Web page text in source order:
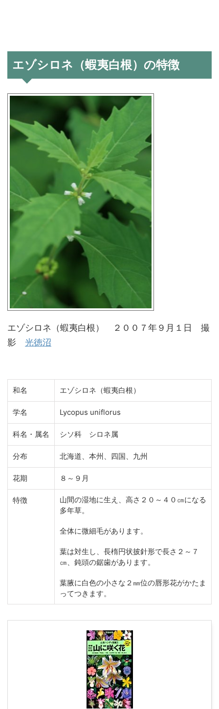
エゾシロネ（蝦夷白根）の特徴
エゾシロネ（蝦夷白根） ２００７年９月１日 撮
影 光徳沼
和名 エゾシロネ（蝦夷白根）
学名 Lycopus uniflorus
科名・属名 シソ科 シロネ属
分布 北海道、本州、四国、九州
花期 ８～９月
特徴
山間の湿地に生え、高さ２０～４０㎝になる
多年草。
全体に微細毛があります。
葉は対生し、長楕円状披針形で長さ２～７
㎝、鈍頭の鋸歯があります。
葉腋に白色の小さな２㎜位の唇形花がかたま
ってつきます。